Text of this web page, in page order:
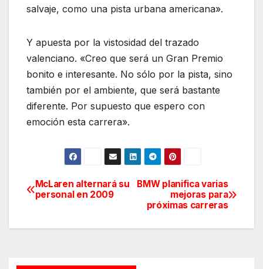
salvaje, como una pista urbana americana».
Y apuesta por la vistosidad del trazado
valenciano. «Creo que será un Gran Premio
bonito e interesante. No sólo por la pista, sino
también por el ambiente, que será bastante
diferente. Por supuesto que espero con
emoción esta carrera».
Navegación
BMW planifica varias
mejoras para
próximas carreras
McLaren alternará su
personal en 2009